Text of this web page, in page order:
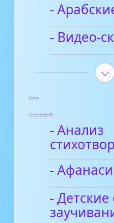
-
- Видео-
Статьи
Стихи для детей
- Анализ
-
- Детские